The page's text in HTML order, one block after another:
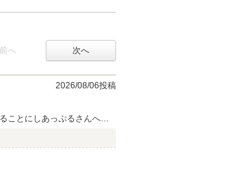
前へ 次へ
2026/08/06投稿
ことにしあっぷるさんへ相